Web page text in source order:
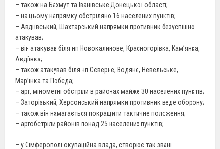
– також на Бахмут та Іванівське Донецької області;
– на цьому напрямку обстріляно 16 населених пунктів;
– Авдіївський, Шахтарський напрямки противник безуспішно
атакував;
– він атакував біля нп Новокалинове, Красногорівка, Кам’янка,
Авдіївка;
– також атакував біля нп Сєверне, Водяне, Невельське,
Мар’їнка та Побєда;
– арт, мінометні обстріли в районах майже 30 населених пунктів;
– Запорізький, Херсонський напрямки противник веде оборону;
– також він намагається покращити тактичне положення;
– артобстріли районів понад 25 населених пунктів;
– у Сімферополі окупаційна влада, створює так звані